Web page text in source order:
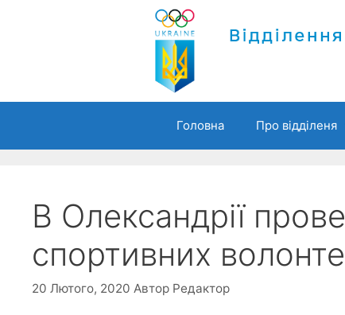
Головна Про відділеня
В Олександрії
спортивних
20 Лютого, 2020 Автор Редактор